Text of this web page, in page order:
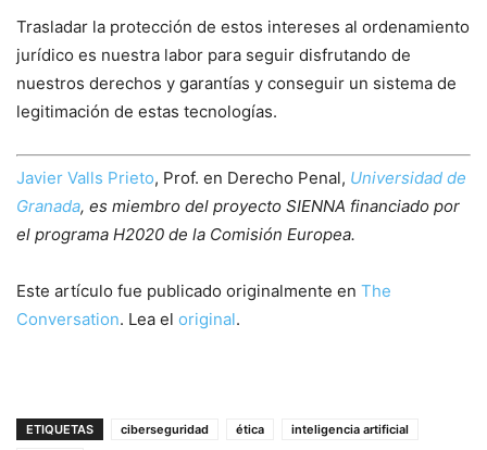
Trasladar la protección de estos intereses al ordenamiento
jurídico es nuestra labor para seguir disfrutando de
nuestros derechos y garantías y conseguir un sistema de
legitimación de estas tecnologías.
Javier Valls Prieto, Prof. en Derecho Penal, Universidad de
Granada, es miembro del proyecto SIENNA financiado por
el programa H2020 de la Comisión Europea.
Este artículo fue publicado originalmente en The
Conversation. Lea el original.
ETIQUETAS ciberseguridad ética
inteligencia artificial